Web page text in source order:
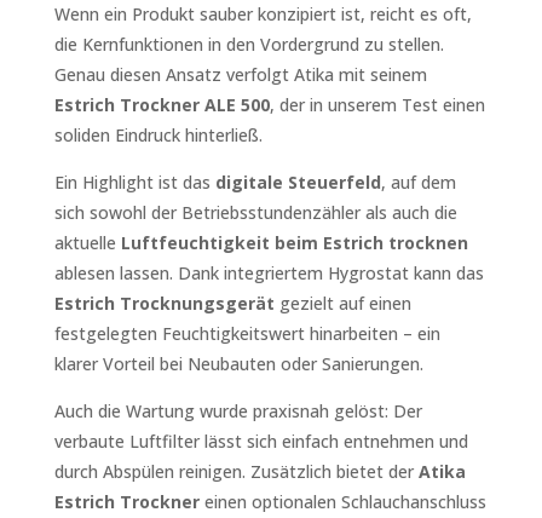
Wenn ein Produkt sauber konzipiert ist, reicht es oft,
die Kernfunktionen in den Vordergrund zu stellen.
Genau diesen Ansatz verfolgt Atika mit seinem
Estrich Trockner ALE 500, der in unserem Test einen
soliden Eindruck hinterließ.
Ein Highlight ist das digitale Steuerfeld, auf dem
sich sowohl der Betriebsstundenzähler als auch die
aktuelle Luftfeuchtigkeit beim Estrich trocknen
ablesen lassen. Dank integriertem Hygrostat kann das
Estrich Trocknungsgerät gezielt auf einen
festgelegten Feuchtigkeitswert hinarbeiten – ein
klarer Vorteil bei Neubauten oder Sanierungen.
Auch die Wartung wurde praxisnah gelöst: Der
verbaute Luftfilter lässt sich einfach entnehmen und
durch Abspülen reinigen. Zusätzlich bietet der Atika
Estrich Trocknereinen optionalen Schlauchanschluss